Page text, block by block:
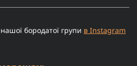
бородатої групи в Instagram